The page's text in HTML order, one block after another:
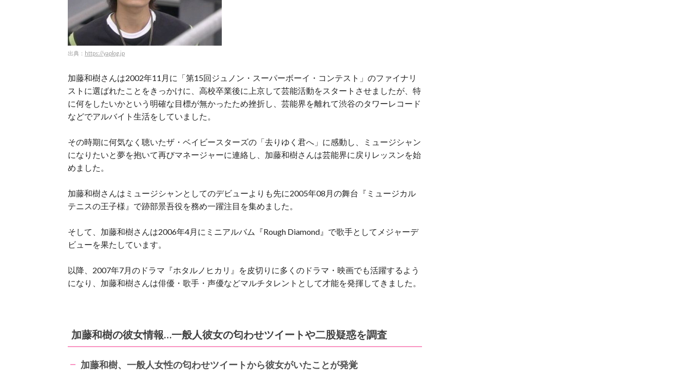
出典： https://yaplog.jp
加藤和樹さんは2002年11月に「第15回ジュノン・スーパーボーイ・コンテスト」のファイナリ
ストに選ばれたことをきっかけに、高校卒業後に上京して芸能活動をスタートさせましたが、特
に何をしたいかという明確な目標が無かったため挫折し、芸能界を離れて渋谷のタワーレコード
などでアルバイト生活をしていました。
その時期に何気なく聴いたザ・ベイビースターズの「去りゆく君へ」に感動し、ミュージシャン
になりたいと夢を抱いて再びマネージャーに連絡し、加藤和樹さんは芸能界に戻りレッスンを始
めました。
加藤和樹さんはミュージシャンとしてのデビューよりも先に2005年08月の舞台『ミュージカル
テニスの王子様』で跡部景吾役を務め一躍注目を集めました。
そして、加藤和樹さんは2006年4月にミニアルバム『Rough Diamond』で歌手としてメジャーデ
ビューを果たしています。
以降、2007年7月のドラマ『ホタルノヒカリ』を皮切りに多くのドラマ・映画でも活躍するよう
になり、加藤和樹さんは俳優・歌手・声優などマルチタレントとして才能を発揮してきました。
加藤和樹の彼女情報…一般人彼女の匂わせツイートや二股疑惑を調査
加藤和樹、一般人女性の匂わせツイートから彼女がいたことが発覚